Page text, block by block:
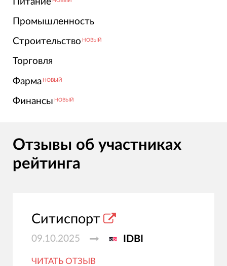
Промышленность
Строительство НОВЫЙ
Торговля
Фарма НОВЫЙ
Финансы НОВЫЙ
Отзывы об участниках
рейтинга
Ситиспорт
09.10.2025 IDBI
ЧИТАТЬ ОТЗЫВ